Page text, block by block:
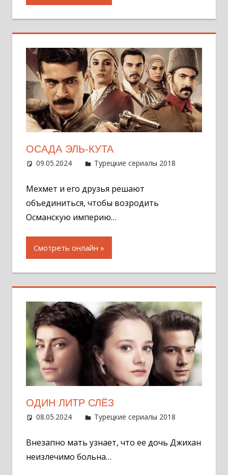
ОСАДА ЭЛЬ-КУТА
09.05.2024 Администратор
Турецкие сериалы 2018
Мехмет и его друзья решают
объединиться, чтобы возродить
Османскую империю…
Смотреть онлайн
ОДИН ЛИТР СЛЁЗ
08.05.2024 Администратор
Турецкие сериалы 2018
Внезапно мать узнает, что ее дочь Джихан
неизлечимо больна…